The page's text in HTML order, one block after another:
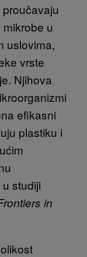
u
uslovima,
vrste
Njihova
efikasni
plastiku i
studiji
in